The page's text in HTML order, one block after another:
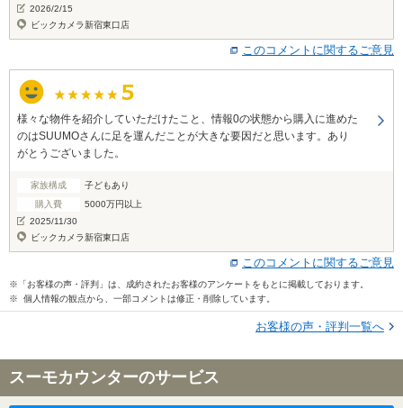
2026/2/15
ビックカメラ新宿東口店
このコメントに関するご意見
様々な物件を紹介していただけたこと、情報0の状態から購入に進めた
のはSUUMOさんに足を運んだことが大きな要因だと思います。あり
がとうございました。
家族構成
子どもあり
購入費
5000万円以上
2025/11/30
ビックカメラ新宿東口店
このコメントに関するご意見
※「お客様の声・評判」は、成約されたお客様のアンケートをもとに掲載しております。
※ 個人情報の観点から、一部コメントは修正・削除しています。
お客様の声・評判一覧へ
スーモカウンターのサービス